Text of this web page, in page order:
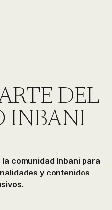
DEL
INBANI
comunidad Inbani para
y contenidos